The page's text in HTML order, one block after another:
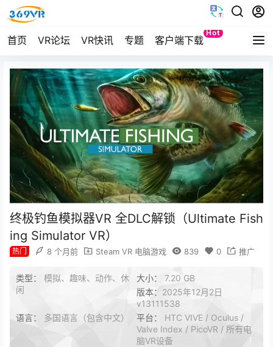
首页 VR论坛 VR快讯 专题 客户端下载
Hot
Quest
终极钓鱼模拟器VR 全DLC解锁（Ultimate Fish
ing Simulator VR）
热门 8 个月前 Steam VR 电脑游戏 839 0 推广
类型： 模拟、趣味、动作、休
闲
大小： 7.20 GB
版本： 2025年12月2日
v13111538
语言： 多国语言（包含中文） 平台： HTC VIVE / Oculus /
Valve Index / PicoVR / 所有电
脑VR设备